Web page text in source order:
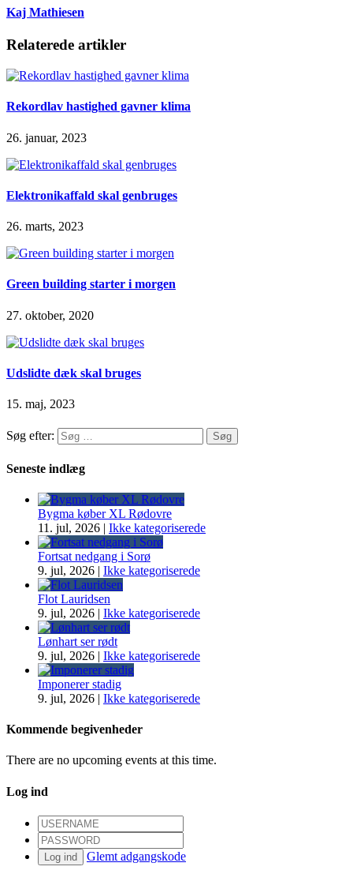
Kaj Mathiesen
Relaterede artikler
Rekordlav hastighed gavner klima
26. januar, 2023
Elektronikaffald skal genbruges
26. marts, 2023
Green building starter i morgen
27. oktober, 2020
Udslidte dæk skal bruges
15. maj, 2023
Søg efter:
Seneste indlæg
Bygma køber XL Rødovre
11. jul, 2026 | Ikke kategoriserede
Fortsat nedgang i Sorø
9. jul, 2026 | Ikke kategoriserede
Flot Lauridsen
9. jul, 2026 | Ikke kategoriserede
Lønhart ser rødt
9. jul, 2026 | Ikke kategoriserede
Imponerer stadig
9. jul, 2026 | Ikke kategoriserede
Kommende begivenheder
There are no upcoming events at this time.
Log ind
Log ind Glemt adgangskode